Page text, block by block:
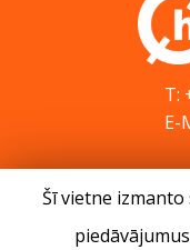
T:
E-
Šī vietne